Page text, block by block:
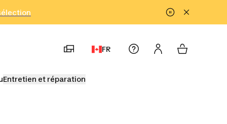
FR
Entretien et réparation